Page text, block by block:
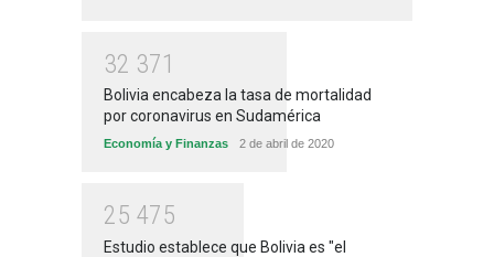
32 371
Bolivia encabeza la tasa de mortalidad
por coronavirus en Sudamérica
Economía y Finanzas 2 de abril de 2020
25 475
Estudio establece que Bolivia es "el